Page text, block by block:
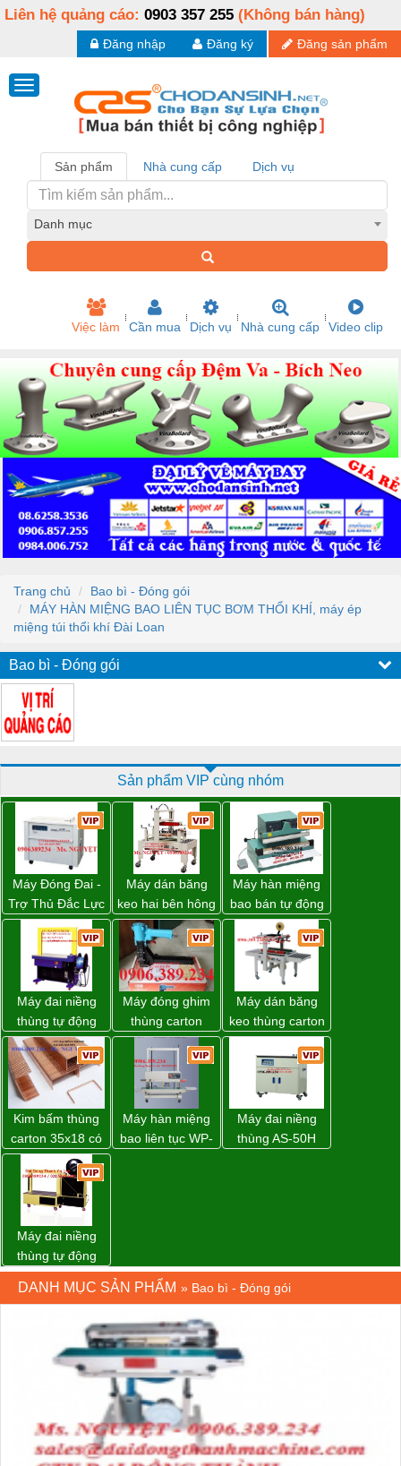
Liên hệ quảng cáo: 0903 357 255 (Không bán hàng)
Đăng sản phẩm
Đăng ký
Đăng nhập
Sản phẩm Nhà cung cấp Dịch vụ
Danh mục
Việc làm Cần mua Dịch vụ Nhà cung cấp Video clip
Trang chủ
Bao bì - Đóng gói
MÁY HÀN MIỆNG BAO LIÊN TỤC BƠM THỔI KHÍ, máy ép
miệng túi thổi khí Đài Loan
Bao bì - Đóng gói
Sản phẩm VIP cùng nhóm
Máy Đóng Đai -
Trợ Thủ Đắc Lực
Cho Mọi Doanh
Nghiệp Trong
Khâu Đóng Gói
Máy dán băng
keo hai bên hông
thùng carton
WP-5050SA giá
rẻ Miền Nam
Máy hàn miệng
bao bán tự động
nhập khẩu
Taiwan
Máy đai niềng
thùng tự động
DBA-200 giá tốt
Máy đóng ghim
thùng carton
dùng khí nén giá
tốt
Máy dán băng
keo thùng carton
WP-5050RL
chính hãng
Kim bấm thùng
carton 35x18 có
sẵn giá rẻ toàn
quốc
Máy hàn miệng
bao liên tục WP-
Máy đai niềng
thùng AS-50H
Máy đai niềng
thùng tự động
DBA-80A Đài
Loan giá rẻ
DANH MỤC SẢN PHẨM » Bao bì - Đóng gói